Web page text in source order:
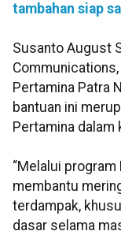
tambahan siap
Susanto August
Communications,
Pertamina Patra
bantuan ini
Pertamina dalam
“Melalui
membantu
terdampak,
dasar selama